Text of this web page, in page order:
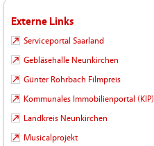
Externe Links
Serviceportal Saarland
Gebläsehalle Neunkirchen
Günter Rohrbach Filmpreis
Kommunales Immobilienportal (KIP)
Landkreis Neunkirchen
Musicalprojekt